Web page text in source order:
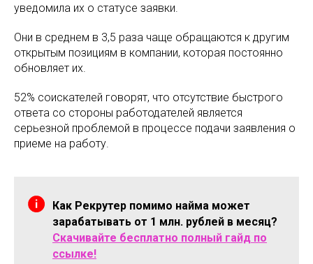
уведомила их о статусе заявки.
Они в среднем в 3,5 раза чаще обращаются к другим
открытым позициям в компании, которая постоянно
обновляет их.
52% соискателей говорят, что отсутствие быстрого
ответа со стороны работодателей является
серьезной проблемой в процессе подачи заявления о
приеме на работу.
Как Рекрутер помимо найма может
зарабатывать от 1 млн. рублей в месяц?
Скачивайте бесплатно полный гайд по
ссылке!